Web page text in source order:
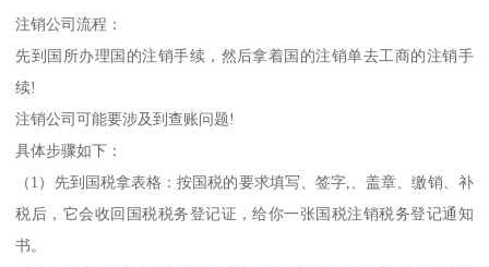
注销公司流程：
先到国所办理国的注销手续，然后拿着国的注销单去工商的注销手
续!
注销公司可能要涉及到查账问题!
具体步骤如下：
（1）先到国税拿表格：按国税的要求填写、签字,、盖章、缴销、补
税后，它会收回国税税务登记证，给你一张国税注销税务登记通知
书。